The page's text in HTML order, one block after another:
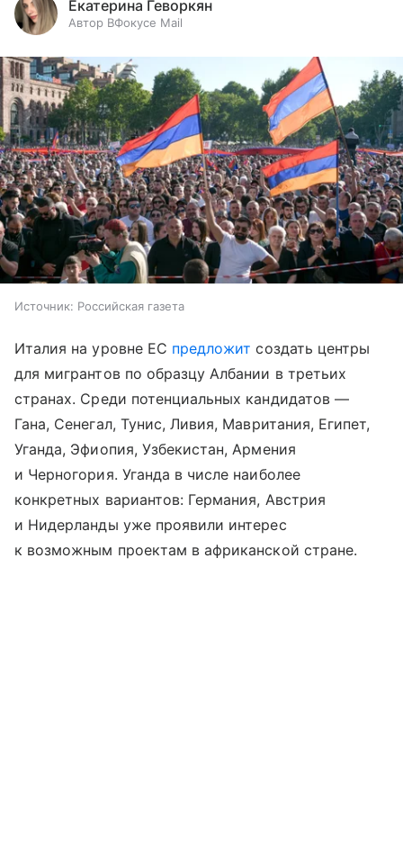
Екатерина Геворкян
Автор ВФокусе Mail
Источник: Российская газета
Италия на уровне ЕС предложит создать центры
для мигрантов по образцу Албании в третьих
странах. Среди потенциальных кандидатов —
Гана, Сенегал, Тунис, Ливия, Мавритания, Египет,
Уганда, Эфиопия, Узбекистан, Армения
и Черногория. Уганда в числе наиболее
конкретных вариантов: Германия, Австрия
и Нидерланды уже проявили интерес
к возможным проектам в африканской стране.